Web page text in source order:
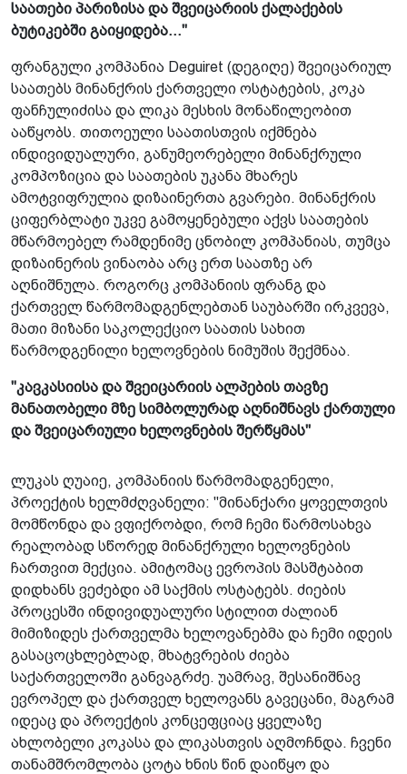
საათები პარიზისა და შვეიცარიის ქალაქების
ბუტიკებში გაიყიდება..."
ფრანგული კომპანია Deguiret (დეგიღე)­ შვეიცარიულ
საათებს მინანქრის ქართ­ველი­ ოსტატების, კოკა
ფანჩულიძისა და ლიკა მესხის მონაწილეობით
ააწყობს. თითოეული საათისთვის იქმნება
ინდივიდუალური, განუმეორებელი მინანქრული
კომპოზიცია და საათების უკანა მხარეს
ამოტვიფრულია დიზაინერთა გვარები. მინანქრის
ციფერბლატი უკვე გამოყენებული აქვს საათების
მწარმოებელ რამდენიმე ცნობილ კომპანიას, თუმცა
დიზაინერის ვინაობა არც ერთ საათზე არ
აღნიშნულა. როგორც კომპანიის ფრანგ და
ქართველ წარმომადგენლებთან საუბარში ირკვევა,
მათი მიზანი საკოლექციო საათის სახით
წარმოდგენილი ხელოვნების ნიმუშის შექმნაა.
"კავკასიისა და შვეიცარიის ალპების თავზე
მანათობელი მზე სიმბოლურად აღნიშნავს ქართული
და შვეიცარიული ხელოვნების შერწყმას"
ლუკას ღუაიე, კომპანიის წარმომადგენელი,
პროექტის ხელმძღვანელი: "მინანქარი ყოველთვის
მომწონდა და ვფიქრობდი, რომ ჩემი წარმოსახვა
რეალობად სწორედ მინანქრული ხელოვნების
ჩართვით მექცია. ამიტომაც ევროპის მასშტაბით
დიდხანს ვეძებდი ამ საქმის ოსტატებს. ძიების
პროცესში­ ინდივიდუალური სტილით­ ძალიან
მიმიზიდეს ქართველმა ხელოვანებმა და ჩემი იდეის
გასაცოცხლებლად, მხატვრების ძიება
საქართველოში განვაგრძე. უამრავ,­ შესანიშნავ
ევროპელ და ქართველ ხელოვანს გავეცანი, მაგრამ
იდეაც და პროექტის კონცეფციაც ყველაზე
ახლობელი კოკასა და ლიკასთვის აღმოჩნდა. ჩვენი
თანამშრომლობა ცოტა ხნის წინ დაიწყო და